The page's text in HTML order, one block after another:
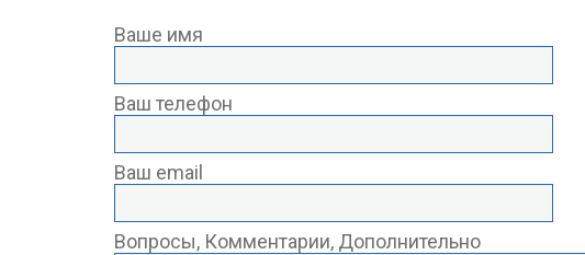
Ваше имя
Ваш телефон
Ваш email
Вопросы, Комментарии, Дополнительно